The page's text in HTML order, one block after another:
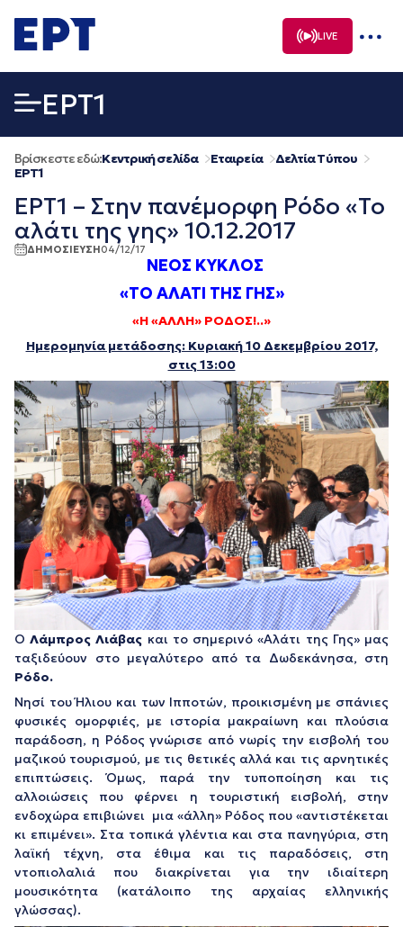
σε
περιεχόμενο
LIVE
EΡΤ1
Βρίσκεστε εδώ:Κεντρική σελίδα Εταιρεία
Δελτία Τύπου
EΡΤ1
ΕΡΤ1 – Στην πανέμορφη Ρόδο «Το
αλάτι της γης» 10.12.2017
ΔΗΜΟΣΙΕΥΣΗ04/12/17
ΝΕΟΣ ΚΥΚΛΟΣ
«ΤΟ ΑΛΑΤΙ ΤΗΣ ΓΗΣ»
«Η «ΑΛΛΗ» ΡΟΔΟΣ!..»
Ημερομηνία μετάδοσης: Κυριακή 10 Δεκεμβρίου 2017,
στις 13:00
ΟΛάμπρος Λιάβας και το σημερινό «Αλάτι της Γης» μας
ταξιδεύουν στο μεγαλύτερο από τα Δωδεκάνησα, στη
Ρόδο.
Νησί του Ήλιου και των Ιπποτών, προικισμένη με σπάνιες
φυσικές ομορφιές, με ιστορία μακραίωνη και πλούσια
παράδοση, η Ρόδος γνώρισε από νωρίς την εισβολή του
μαζικού τουρισμού, με τις θετικές αλλά και τις αρνητικές
επιπτώσεις. Όμως, παρά την τυποποίηση και τις
αλλοιώσεις που φέρνει η τουριστική εισβολή, στην
ενδοχώρα επιβιώνει μια «άλλη» Ρόδος που «αντιστέκεται
κι επιμένει». Στα τοπικά γλέντια και στα πανηγύρια, στη
λαϊκή τέχνη, στα έθιμα και τις παραδόσεις, στη
ντοπιολαλιά που διακρίνεται για την ιδιαίτερη
μουσικότητα (κατάλοιπο της αρχαίας ελληνικής
γλώσσας).